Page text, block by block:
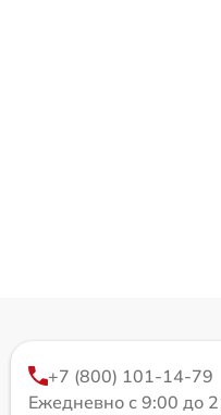
+7 (800) 101-14-79
Ежедневно с 9:00 до